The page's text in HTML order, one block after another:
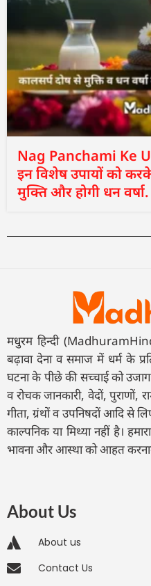
Nag Panchami Ke
इन विशेष उपायों को
मुक्ति और होगी धन वर्षा.
मधुरम हिन्दी
बढ़ावा देना व समाज में धर्म के
घटना के पीछे की सच्चाई को
व रोचक जानकारी, वेदों, पुराणों,
गीता, ग्रंथों व उपनिषदों आदि से
काल्पनिक या मिथ्या नहीं है।
भावना और आस्था को आहत
About Us
About us
Contact Us